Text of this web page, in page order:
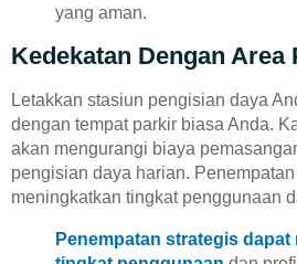
yang aman.
Kedekatan Dengan Area
Letakkan stasiun pengisian daya
dengan tempat parkir biasa Anda.
akan mengurangi biaya
pengisian daya harian.
meningkatkan tingkat penggunaan
Penempatan strategis